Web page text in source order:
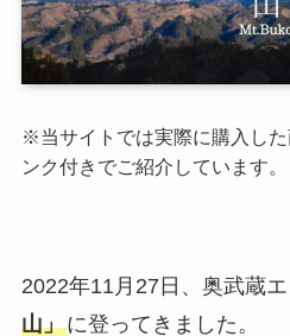
※当サイトでは実際に購入し
ンク付きでご紹介しています。
2022年11月27日、奥武蔵
山」に登ってきました。